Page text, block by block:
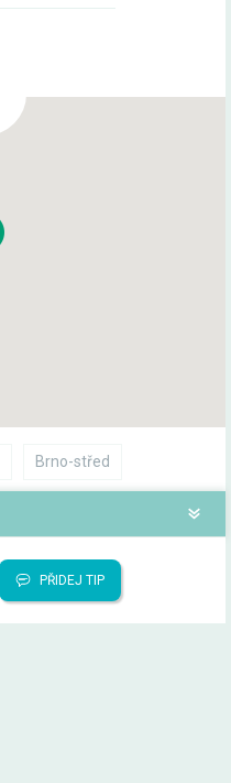
Brno-střed
PŘIDEJ TIP